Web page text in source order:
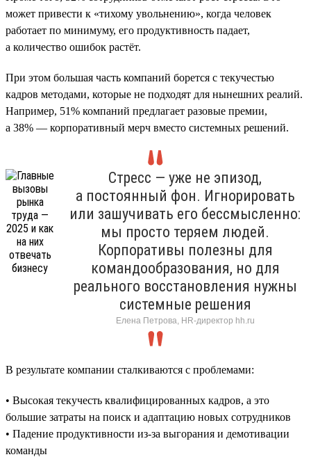
может привести к «тихому увольнению», когда человек
работает по минимуму, его продуктивность падает,
а количество ошибок растёт.
При этом большая часть компаний борется с текучестью
кадров методами, которые не подходят для нынешних реалий.
Например, 51% компаний предлагает разовые премии,
а 38% — корпоративный мерч вместо системных решений.
Стресс — уже не эпизод,
а постоянный фон. Игнорировать
или зашучивать его бессмысленно:
мы просто теряем людей.
Корпоративы полезны для
командообразования, но для
реального восстановления нужны
системные решения
Елена Петрова, HR-директор hh.ru
В результате компании сталкиваются с проблемами:
• Высокая текучесть квалифицированных кадров, а это
большие затраты на поиск и адаптацию новых сотрудников
• Падение продуктивности из-за выгорания и демотивации
команды